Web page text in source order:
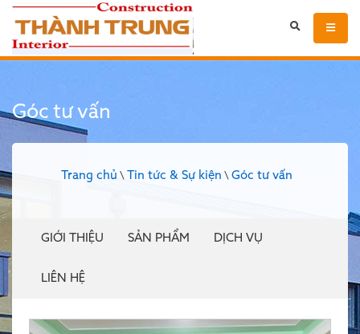
Góc tư vấn
Trang chủ \ Tin tức & Sự kiện \ Góc tư vấn
GIỚI THIỆU SẢN PHẨM DỊCH VỤ
LIÊN HỆ